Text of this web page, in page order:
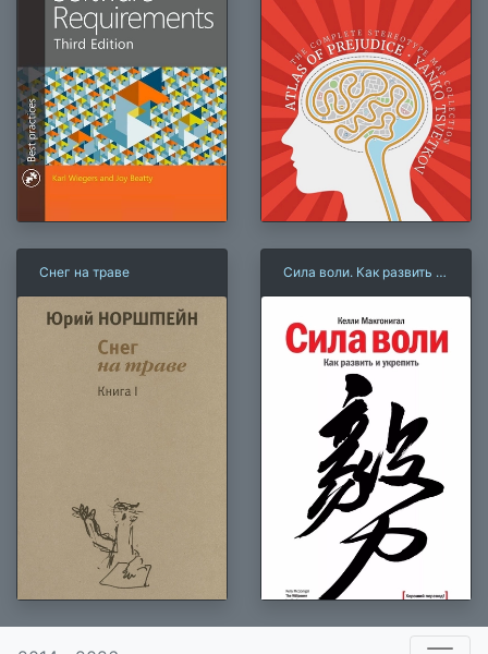
Снег на траве
Сила воли. Как развить и
×